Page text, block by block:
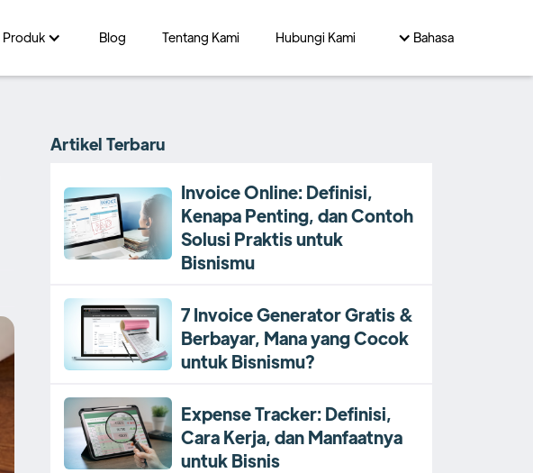
Produk Blog Tentang Kami Hubungi Kami Bahasa
Artikel Terbaru
Invoice Online: Definisi,
Kenapa Penting, dan Contoh
Solusi Praktis untuk
Bisnismu
7 Invoice Generator Gratis &
Berbayar, Mana yang Cocok
untuk Bisnismu?
Expense Tracker: Definisi,
Cara Kerja, dan Manfaatnya
untuk Bisnis